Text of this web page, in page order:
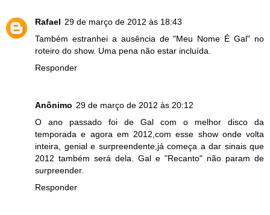
Rafael 29 de março de 2012 às 18:43
Também estranhei a ausência de "Meu Nome É Gal" no
roteiro do show. Uma pena não estar incluída.
Responder
Anônimo 29 de março de 2012 às 20:12
O ano passado foi de Gal com o melhor disco da
temporada e agora em 2012,com esse show onde volta
inteira, genial e surpreendente,já começa a dar sinais que
2012 também será dela. Gal e "Recanto" não param de
surpreender.
Responder